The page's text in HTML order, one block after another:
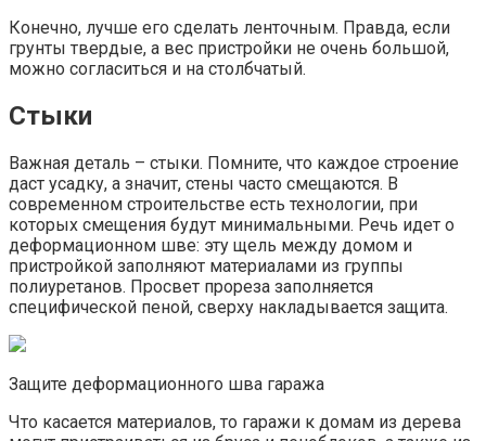
Конечно, лучше его сделать ленточным. Правда, если
грунты твердые, а вес пристройки не очень большой,
можно согласиться и на столбчатый.
Стыки
Важная деталь – стыки. Помните, что каждое строение
даст усадку, а значит, стены часто смещаются. В
современном строительстве есть технологии, при
которых смещения будут минимальными. Речь идет о
деформационном шве: эту щель между домом и
пристройкой заполняют материалами из группы
полиуретанов. Просвет прореза заполняется
специфической пеной, сверху накладывается защита.
Защите деформационного шва гаража
Что касается материалов, то гаражи к домам из дерева